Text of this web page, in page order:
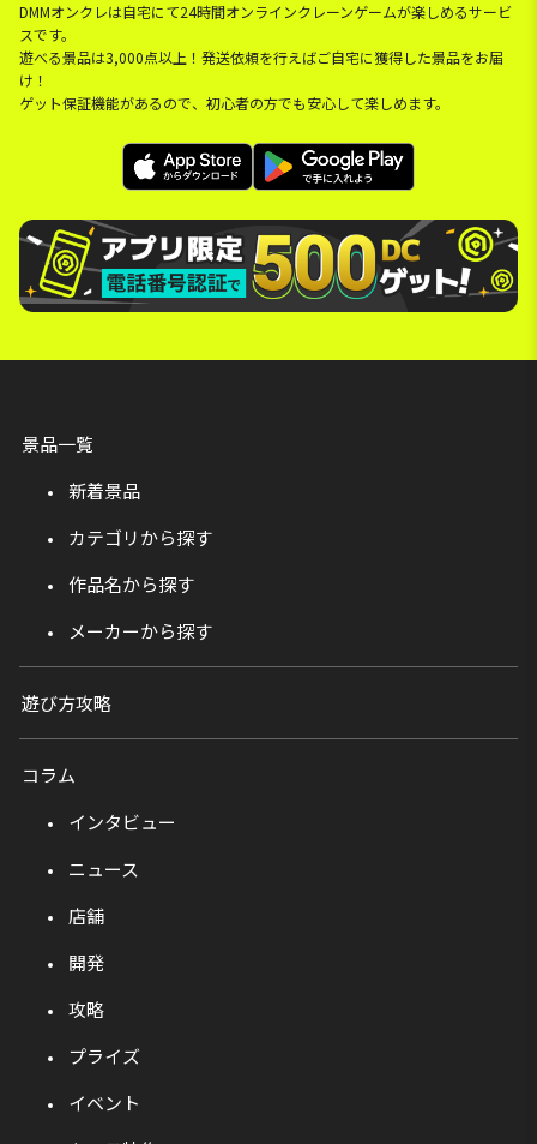
DMMオンクレは自宅にて24時間オンラインクレーンゲームが楽しめるサービ
スです。
遊べる景品は3,000点以上！発送依頼を行えばご自宅に獲得した景品をお届
け！
ゲット保証機能があるので、初心者の方でも安心して楽しめます。
景品一覧
新着景品
カテゴリから探す
作品名から探す
メーカーから探す
遊び方攻略
コラム
インタビュー
ニュース
店舗
開発
攻略
プライズ
イベント